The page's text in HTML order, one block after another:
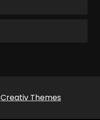
Creativ Themes